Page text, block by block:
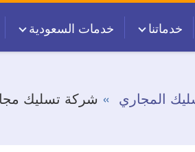
خدماتنا خدمات السعودية
المجاري شركة تسليك